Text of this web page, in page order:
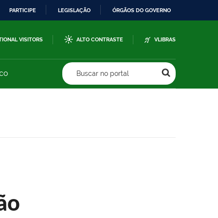
PARTICIPE LEGISLAÇÃO ÓRGÃOS DO GOVERNO
VISITORS ALTO CONTRASTE VLIBRAS
Buscar no portal